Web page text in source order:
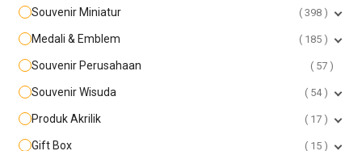
Souvenir Miniatur 398
Medali & Emblem 185
Souvenir Perusahaan 57
Souvenir Wisuda 54
Produk Akrilik 17
Gift Box 15